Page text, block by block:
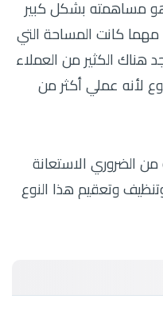
مساهمته بشكل كبير
مهما كانت المساحة التي
هناك الكثير من العملاء
لأنه عملي أكثر من
من الضروري الاستعانة
وتعقيم هذا النوع